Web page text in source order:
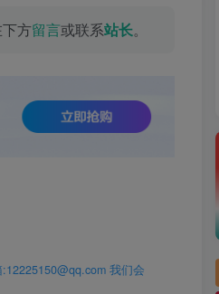
方留言或联系站长。
我们会